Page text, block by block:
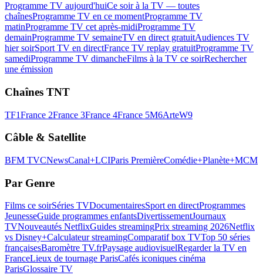
Programme TV aujourd'huiCe soir à la TV — toutes
chaînesProgramme TV en ce momentProgramme TV
matinProgramme TV cet après-midiProgramme TV
demainProgramme TV semaineTV en direct gratuitAudiences TV
hier soirSport TV en directFrance TV replay gratuitProgramme TV
samediProgramme TV dimancheFilms à la TV ce soirRechercher
une émission
Chaînes TNT
TF1France 2France 3France 4France 5M6ArteW9
Câble & Satellite
BFM TVCNewsCanal+LCIParis PremièreComédie+Planète+MCM
Par Genre
Films ce soirSéries TVDocumentairesSport en directProgrammes
JeunesseGuide programmes enfantsDivertissementJournaux
TVNouveautés NetflixGuides streamingPrix streaming 2026Netflix
vs Disney+Calculateur streamingComparatif box TVTop 50 séries
françaisesBaromètre TV.frPaysage audiovisuelRegarder la TV en
FranceLieux de tournage ParisCafés iconiques cinéma
ParisGlossaire TV